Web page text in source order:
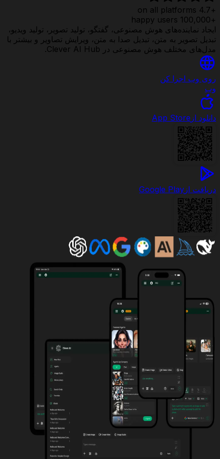
+4.7 on all platforms
+100,000 happy users
ایجاد نماینده‌های هوش مصنوعی، گفتگو، تولید تصویر، تولید ویدیو،
تبدیل تصویر به متن، تبدیل صدا به متن، ویرایش تصاویر و بیشتر با
مدل‌های مختلف هوش مصنوعی در Clever AI Hub.
روی وب اجرا کن
وب
دانلود از App Store
دریافت از Google Play